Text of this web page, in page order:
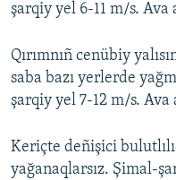
şarqiy yel 6-11 m/s.
Qırımnıñ cenübiy
saba bazı yerlerde
şarqiy yel 7-12 m/s.
Keriçte deñişici
yağanaqlarsız. Şimal-